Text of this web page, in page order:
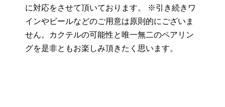
に対応をさせて頂いております。 ※引き続きワ
インやビールなどのご用意は原則的にございま
せん。カクテルの可能性と唯一無二のペアリン
グを是非ともお楽しみ頂きたく思います。